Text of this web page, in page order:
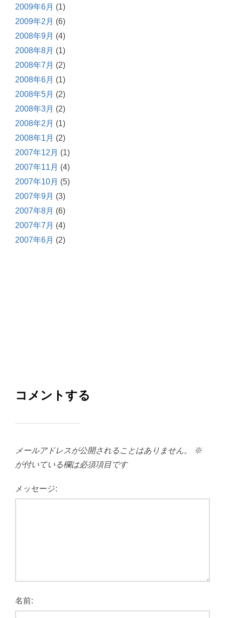
2009年6月 (1)
2009年2月 (6)
2008年9月 (4)
2008年8月 (1)
2008年7月 (2)
2008年6月 (1)
2008年5月 (2)
2008年3月 (2)
2008年2月 (1)
2008年1月 (2)
2007年12月 (1)
2007年11月 (4)
2007年10月 (5)
2007年9月 (3)
2007年8月 (6)
2007年7月 (4)
2007年6月 (2)
コメントする
メールアドレスが公開されることはありません。
※
が付いている欄は必須項目です
メッセージ:
名前: